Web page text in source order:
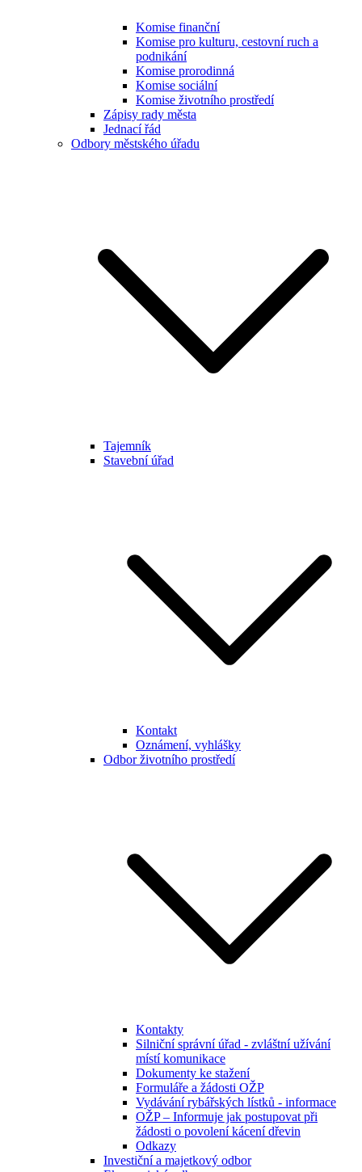
Komise finanční
Komise pro kulturu, cestovní ruch a
podnikání
Komise prorodinná
Komise sociální
Komise životního prostředí
Zápisy rady města
Jednací řád
Odbory městského úřadu
Tajemník
Stavební úřad
Kontakt
Oznámení, vyhlášky
Odbor životního prostředí
Kontakty
Silniční správní úřad - zvláštní užívání
místí komunikace
Dokumenty ke stažení
Formuláře a žádosti OŽP
Vydávání rybářských lístků - informace
OŽP – Informuje jak postupovat při
žádosti o povolení kácení dřevin
Odkazy
Investiční a majetkový odbor